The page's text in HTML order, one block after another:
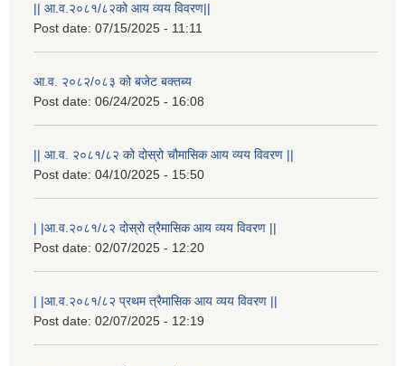
|| आ.व.२०८१/८२को आय व्यय विवरण||
Post date: 07/15/2025 - 11:11
आ.व. २०८२/०८३ को बजेट बक्तब्य
Post date: 06/24/2025 - 16:08
|| आ.व. २०८१/८२ को दोस्रो चौमासिक आय व्यय विवरण ||
Post date: 04/10/2025 - 15:50
| |आ.व.२०८१/८२ दोस्रो त्रैमासिक आय व्यय विवरण ||
Post date: 02/07/2025 - 12:20
| |आ.व.२०८१/८२ प्रथम त्रैमासिक आय व्यय विवरण ||
Post date: 02/07/2025 - 12:19